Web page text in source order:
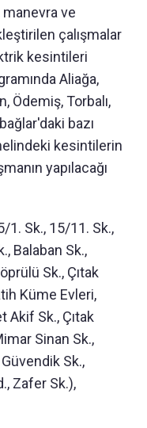
manevra ve
çalışmalar
kesintileri
Aliağa,
Ödemiş, Torbalı,
bazı
kesintilerin
yapılacağı
1. Sk., 15/11. Sk.,
Balaban Sk.,
Sk., Çıtak
Küme Evleri,
Akif Sk., Çıtak
Sinan Sk.,
Güvendik Sk.,
Zafer Sk.),